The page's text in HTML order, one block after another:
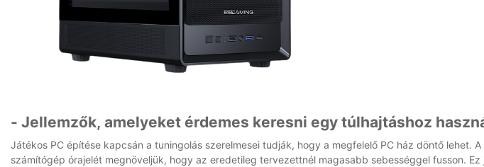
- Jellemzők, amelyeket érdemes keresni egy túlhajtáshoz
Játékos PC építése kapcsán a tuningolás szerelmesei tudják, hogy a megfelelő PC ház döntő lehet.
számítógép órajelét megnöveljük, hogy az eredetileg tervezettnél magasabb sebességgel fusson.